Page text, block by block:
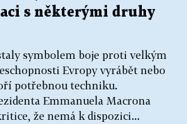
s některými druhy
symbolem boje proti velkým
Evropy vyrábět nebo
potřebnou techniku.
Emmanuela Macrona
že nemá k dispozici...